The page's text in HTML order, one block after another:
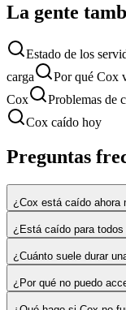
La gente
Estado de los
carga
Por qué Cox
Cox
Problemas de
Cox caído hoy
Preguntas
¿Cox está caído ahora
¿Está caído para
¿Cuánto suele durar
¿Por qué no puedo